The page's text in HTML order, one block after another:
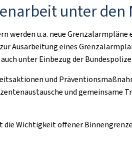
unter den
werden u.a. neue
Ausarbeitung eines
unter Einbezug der
und
und gemeinsame
Wichtigkeit offener